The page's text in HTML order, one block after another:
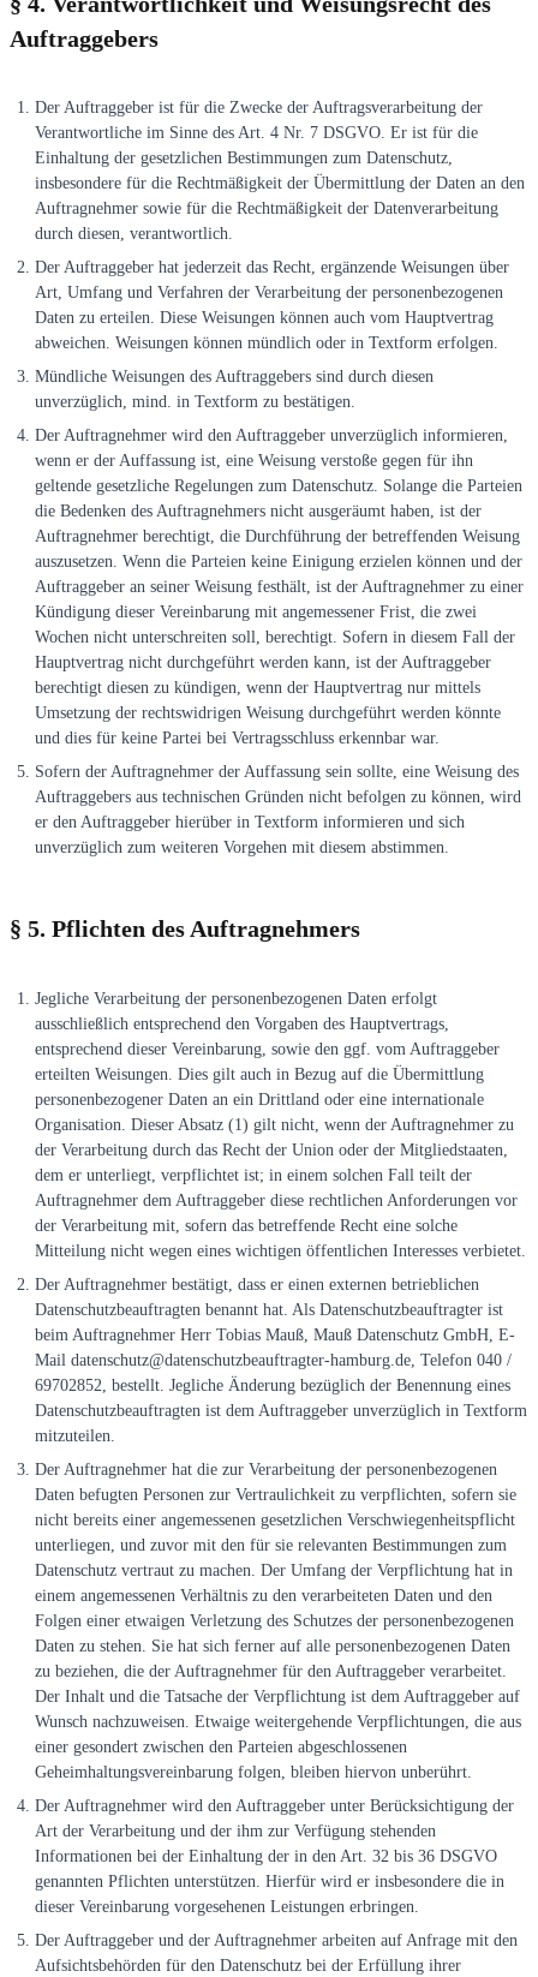
Auftraggebers
Der Auftraggeber ist für die Zwecke der Auftragsverarbeitung der
Verantwortliche im Sinne des Art. 4 Nr. 7 DSGVO. Er ist für die
Einhaltung der gesetzlichen Bestimmungen zum Datenschutz,
insbesondere für die Rechtmäßigkeit der Übermittlung der Daten an den
Auftragnehmer sowie für die Rechtmäßigkeit der Datenverarbeitung
durch diesen, verantwortlich.
Der Auftraggeber hat jederzeit das Recht, ergänzende Weisungen über
Art, Umfang und Verfahren der Verarbeitung der personenbezogenen
Daten zu erteilen. Diese Weisungen können auch vom Hauptvertrag
abweichen. Weisungen können mündlich oder in Textform erfolgen.
Mündliche Weisungen des Auftraggebers sind durch diesen
unverzüglich, mind. in Textform zu bestätigen.
Der Auftragnehmer wird den Auftraggeber unverzüglich informieren,
wenn er der Auffassung ist, eine Weisung verstoße gegen für ihn
geltende gesetzliche Regelungen zum Datenschutz. Solange die Parteien
die Bedenken des Auftragnehmers nicht ausgeräumt haben, ist der
Auftragnehmer berechtigt, die Durchführung der betreffenden Weisung
auszusetzen. Wenn die Parteien keine Einigung erzielen können und der
Auftraggeber an seiner Weisung festhält, ist der Auftragnehmer zu einer
Kündigung dieser Vereinbarung mit angemessener Frist, die zwei
Wochen nicht unterschreiten soll, berechtigt. Sofern in diesem Fall der
Hauptvertrag nicht durchgeführt werden kann, ist der Auftraggeber
berechtigt diesen zu kündigen, wenn der Hauptvertrag nur mittels
Umsetzung der rechtswidrigen Weisung durchgeführt werden könnte
und dies für keine Partei bei Vertragsschluss erkennbar war.
Sofern der Auftragnehmer der Auffassung sein sollte, eine Weisung des
Auftraggebers aus technischen Gründen nicht befolgen zu können, wird
er den Auftraggeber hierüber in Textform informieren und sich
unverzüglich zum weiteren Vorgehen mit diesem abstimmen.
§ 5. Pflichten des Auftragnehmers
Jegliche Verarbeitung der personenbezogenen Daten erfolgt
ausschließlich entsprechend den Vorgaben des Hauptvertrags,
entsprechend dieser Vereinbarung, sowie den ggf. vom Auftraggeber
erteilten Weisungen. Dies gilt auch in Bezug auf die Übermittlung
personenbezogener Daten an ein Drittland oder eine internationale
Organisation. Dieser Absatz (1) gilt nicht, wenn der Auftragnehmer zu
der Verarbeitung durch das Recht der Union oder der Mitgliedstaaten,
dem er unterliegt, verpflichtet ist; in einem solchen Fall teilt der
Auftragnehmer dem Auftraggeber diese rechtlichen Anforderungen vor
der Verarbeitung mit, sofern das betreffende Recht eine solche
Mitteilung nicht wegen eines wichtigen öffentlichen Interesses verbietet.
Der Auftragnehmer bestätigt, dass er einen externen betrieblichen
Datenschutzbeauftragten benannt hat. Als Datenschutzbeauftragter ist
beim Auftragnehmer Herr Tobias Mauß, Mauß Datenschutz GmbH, E-
Mail datenschutz@datenschutzbeauftragter-hamburg.de, Telefon 040 /
69702852, bestellt. Jegliche Änderung bezüglich der Benennung eines
Datenschutzbeauftragten ist dem Auftraggeber unverzüglich in Textform
mitzuteilen.
Der Auftragnehmer hat die zur Verarbeitung der personenbezogenen
Daten befugten Personen zur Vertraulichkeit zu verpflichten, sofern sie
nicht bereits einer angemessenen gesetzlichen Verschwiegenheitspflicht
unterliegen, und zuvor mit den für sie relevanten Bestimmungen zum
Datenschutz vertraut zu machen. Der Umfang der Verpflichtung hat in
einem angemessenen Verhältnis zu den verarbeiteten Daten und den
Folgen einer etwaigen Verletzung des Schutzes der personenbezogenen
Daten zu stehen. Sie hat sich ferner auf alle personenbezogenen Daten
zu beziehen, die der Auftragnehmer für den Auftraggeber verarbeitet.
Der Inhalt und die Tatsache der Verpflichtung ist dem Auftraggeber auf
Wunsch nachzuweisen. Etwaige weitergehende Verpflichtungen, die aus
einer gesondert zwischen den Parteien abgeschlossenen
Geheimhaltungsvereinbarung folgen, bleiben hiervon unberührt.
Der Auftragnehmer wird den Auftraggeber unter Berücksichtigung der
Art der Verarbeitung und der ihm zur Verfügung stehenden
Informationen bei der Einhaltung der in den Art. 32 bis 36 DSGVO
genannten Pflichten unterstützen. Hierfür wird er insbesondere die in
dieser Vereinbarung vorgesehenen Leistungen erbringen.
Der Auftraggeber und der Auftragnehmer arbeiten auf Anfrage mit den
Aufsichtsbehörden für den Datenschutz bei der Erfüllung ihrer